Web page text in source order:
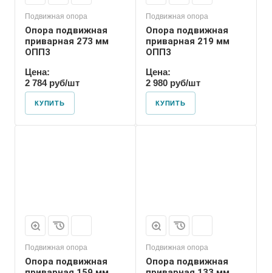
Подвижная опора
Опора подвижная
приварная 273 мм
ОПП3
Цена:
2 784 руб/шт
КУПИТЬ
Подвижная опора
Опора подвижная
приварная 219 мм
ОПП3
Цена:
2 980 руб/шт
КУПИТЬ
Подвижная опора
Опора подвижная
Подвижная опора
Опора подвижная